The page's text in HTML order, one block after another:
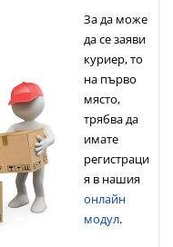
За да може
да се заяви
куриер, то
на първо
място,
трябва да
имате
регистраци
я в нашия
онлайн
модул.